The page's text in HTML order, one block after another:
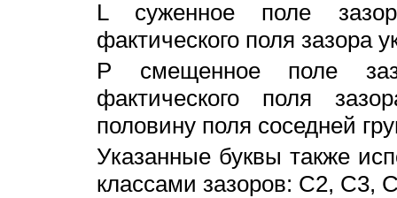
L суженное поле
фактического поля зазора
P смещенное поле
фактического поля
половину поля соседней
Указанные буквы также
классами зазоров: С2,